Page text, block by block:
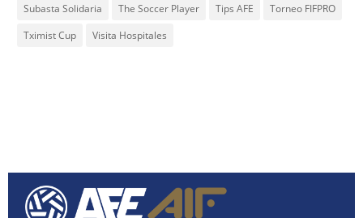
Subasta Solidaria
The Soccer Player Tips AFE
Torneo FIFPRO
Tximist Cup
Visita Hospitales